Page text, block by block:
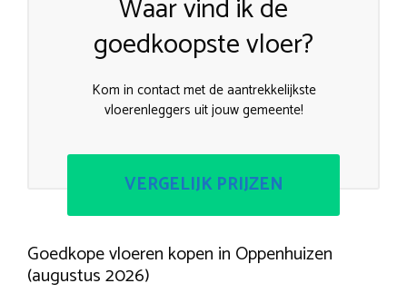
Waar vind ik de
goedkoopste vloer?
Kom in contact met de aantrekkelijkste
vloerenleggers uit jouw gemeente!
VERGELIJK PRIJZEN
Goedkope vloeren kopen in Oppenhuizen
(augustus 2026)